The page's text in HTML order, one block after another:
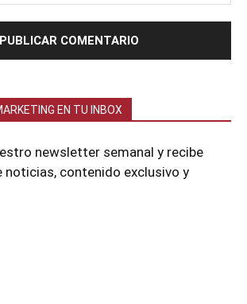
EN TU INBOX
newsletter semanal y recibe
noticias, contenido exclusivo y